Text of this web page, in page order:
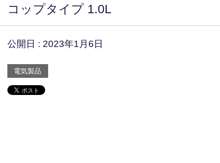
コップタイプ 1.0L
公開日 : 2023年1月6日
電気製品